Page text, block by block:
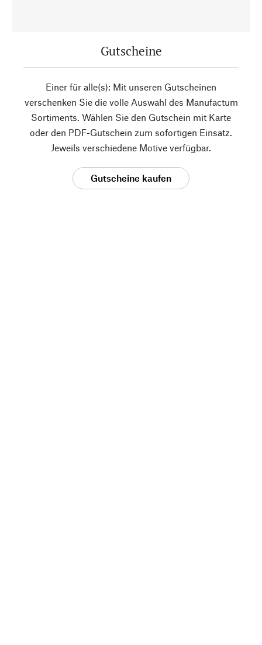
Gutscheine
Einer für alle(s): Mit unseren Gutscheinen
verschenken Sie die volle Auswahl des Manufactum
Sortiments. Wählen Sie den Gutschein mit Karte
oder den PDF-Gutschein zum sofortigen Einsatz.
Jeweils verschiedene Motive verfügbar.
Gutscheine kaufen